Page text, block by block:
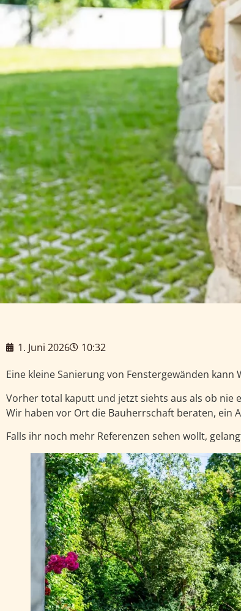
1. Juni 2026
10:32
Eine kleine Sanierung von Fenstergewänden kann
Vorher total kaputt und jetzt siehts aus als ob nie
Wir haben vor Ort die Bauherrschaft beraten, ein
Falls ihr noch mehr Referenzen sehen wollt,